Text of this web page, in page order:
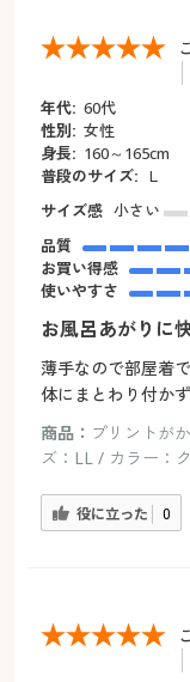
年代: 60代
性別: 女性
身長: 160～165cm
普段のサイズ: Ｌ
サイズ感 小さい
品質
お買い得感
使いやすさ
お風呂あがりに
薄手なので部屋着
体にまとわり付か
商品： プリントが
ズ：LL / カラー：
役に立った 0